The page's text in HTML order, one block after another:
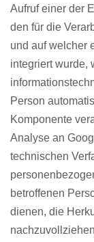
Aufruf einer der
den für die
und auf welcher
integriert wurde,
Person
Komponente
Analyse an
technischen
betroffenen
dienen, die